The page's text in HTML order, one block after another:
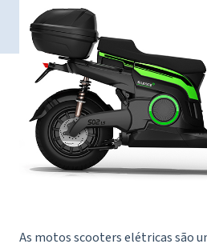
As motos scooters elétricas são